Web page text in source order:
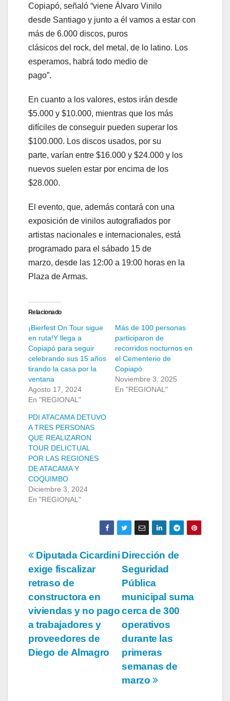
Copiapó, señaló “viene Álvaro Vinilo
desde Santiago y junto a él vamos a estar con
más de 6.000 discos, puros
clásicos del rock, del metal, de lo latino. Los
esperamos, habrá todo medio de
pago”.
En cuanto a los valores, estos irán desde
$5.000 y $10.000, mientras que los más
difíciles de conseguir pueden superar los
$100.000. Los discos usados, por su
parte, varían entre $16.000 y $24.000 y los
nuevos suelen estar por encima de los
$28.000.
El evento, que, además contará con una
exposición de vinilos autografiados por
artistas nacionales e internacionales, está
programado para el sábado 15 de
marzo, desde las 12:00 a 19:00 horas en la
Plaza de Armas.
Relacionado
¡Bierfest On Tour sigue
en ruta!Y llega a
Copiapó para seguir
celebrando sus 15 años
tirando la casa por la
ventana
Agosto 17, 2024
En "REGIONAL"
Más de 100 personas
participaron de
recorridos nocturnos en
el Cementerio de
Copiapó
Noviembre 3, 2025
En "REGIONAL"
PDI ATACAMA DETUVO
A TRES PERSONAS
QUE REALIZARON
TOUR DELICTUAL
POR LAS REGIONES
DE ATACAMA Y
COQUIMBO
Diciembre 3, 2024
En "REGIONAL"
Navegación
de
entradas
Dirección de
Seguridad
Pública
municipal suma
cerca de 300
operativos
durante las
primeras
semanas de
marzo
Diputada Cicardini
exige fiscalizar
retraso de
constructora en
viviendas y no pago
a trabajadores y
proveedores de
Diego de Almagro